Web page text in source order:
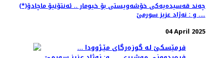
چه‌ند قه‌سیده‌یه‌كی خۆشه‌ویستی بۆ خیومار .. ئه‌نتۆنیۆ ماچادۆ(*)
…. و : نه‌ژاد عزیز سورمێ
04 April 2025